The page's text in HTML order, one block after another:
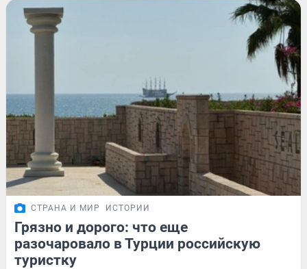
СТРАНА И МИР ИСТОРИИ
Грязно и дорого: что еще
разочаровало в Турции российскую
туристку